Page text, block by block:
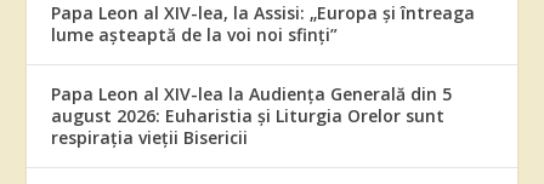
Papa Leon al XIV-lea, la Assisi: „Europa și întreaga
lume așteaptă de la voi noi sfinți”
Papa Leon al XIV-lea la Audiența Generală din 5
august 2026: Euharistia și Liturgia Orelor sunt
respirația vieții Bisericii